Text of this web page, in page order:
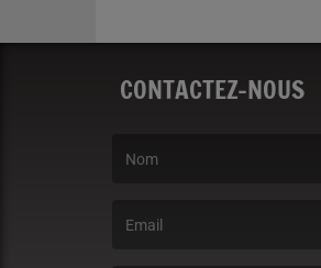
CONTACTEZ-NOUS